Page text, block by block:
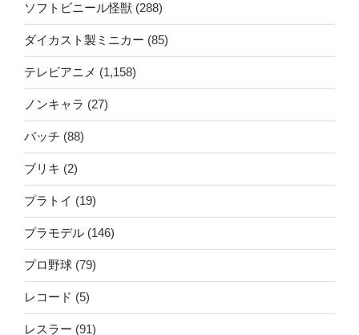
ソフトビニール怪獣 (288)
ダイカスト製ミニカー (85)
テレビアニメ (1,158)
ノンキャラ (27)
バッチ (88)
ブリキ (2)
プラトイ (19)
プラモデル (146)
プロ野球 (79)
レコード (5)
レスラー (91)